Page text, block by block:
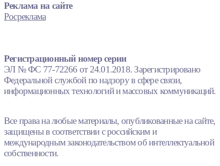
Реклама на сайте
Росреклама
Регистрационный номер серии
ЭЛ № ФС 77-72266 от 24.01.2018. Зарегистрировано
Федеральной службой по надзору в сфере связи,
информационных технологий и массовых коммуникаций.
Все права на любые материалы, опубликованные на сайте,
защищены в соответствии с российским и
международным законодательством об интеллектуальной
собственности.